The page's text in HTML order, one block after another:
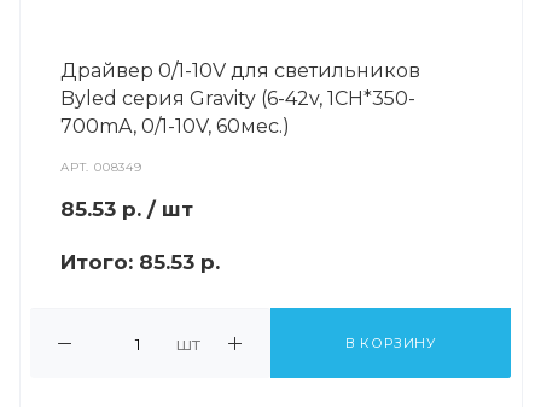
Драйвер 0/1-10V для светильников
Byled серия Gravity (6-42v, 1CH*350-
700mA, 0/1-10V, 60мес.)
АРТ.008349
85.53 р. / шт
Итого: 85.53 р.
шт В КОРЗИНУ